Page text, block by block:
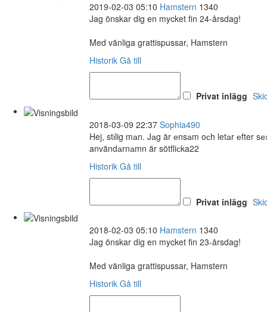
2019-02-03 05:10 Hamstern 1340
Jag önskar dig en mycket fin 24-årsdag!
Med vänliga grattispussar, Hamstern
Historik Gå till
Privat inlägg
2018-03-09 22:37 Sophia490
Hej, stіlig mаn. Jаg är еnsаm oсh letаr еfter
användаrnаmn är sötfliсka22
Historik Gå till
Privat inlägg
2018-02-03 05:10 Hamstern 1340
Jag önskar dig en mycket fin 23-årsdag!
Med vänliga grattispussar, Hamstern
Historik Gå till